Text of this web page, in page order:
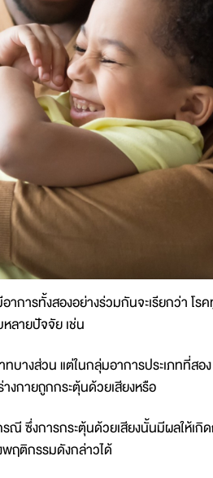
การทั้งสองอย่างร่วมกันจะเรียกว่า โร
ลายปัจจัย เช่น
งส่วน แต่ในกลุ่มอาการประเภทที่สอ
งกายถูกกระตุ้นด้วยเสียงหรือ
ซึ่งการกระตุ้นด้วยเสียงนั้นมีผลให้เกิด
ฤติกรรมดังกล่าวได้